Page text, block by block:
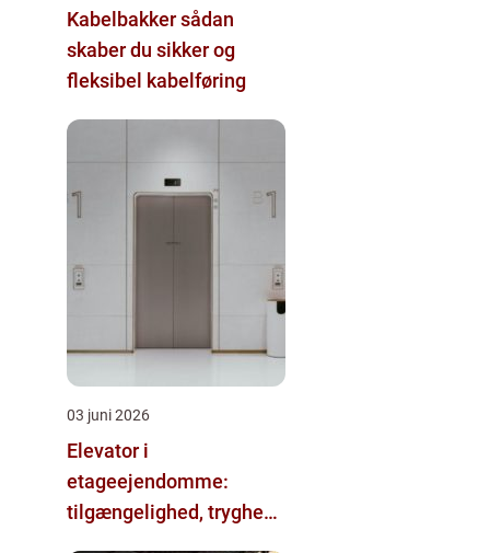
Kabelbakker sådan
skaber du sikker og
fleksibel kabelføring
03 juni 2026
Elevator i
etageejendomme:
tilgængelighed, tryghed